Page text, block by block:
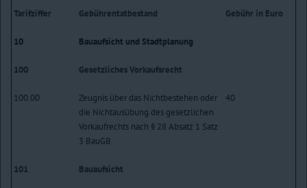
Tarifziffer Gebührentatbestand Gebühr in Euro
10 Bauaufsicht und Stadtplanung
100 Gesetzliches Vorkaufsrecht
100.00
Zeugnis über das Nichtbestehen oder
die Nichtausübung des gesetzlichen
Vorkaufrechts nach § 28 Absatz 1 Satz
3 BauGB
40
101 Bauaufsicht